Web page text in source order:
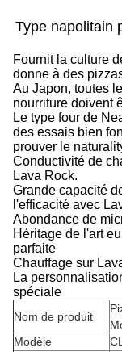
Type napolitain
Fournit la culture
donne à des
Au Japon, toutes
nourriture doivent
Le type four de
des essais bien
prouver le
Conductivité de
Lava Rock.
Grande capacité
l'efficacité avec
Abondance de
Héritage de l'art
parfaite
Chauffage sur
La
spéciale
Nom de produit
Modèle